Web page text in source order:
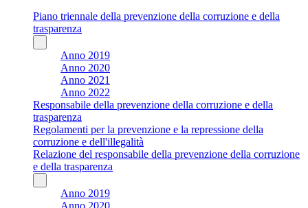
Piano triennale della prevenzione della corruzione e della
trasparenza
Anno 2019
Anno 2020
Anno 2021
Anno 2022
Responsabile della prevenzione della corruzione e della
trasparenza
Regolamenti per la prevenzione e la repressione della
corruzione e dell'illegalità
Relazione del responsabile della prevenzione della corruzione
e della trasparenza
Anno 2019
Anno 2020